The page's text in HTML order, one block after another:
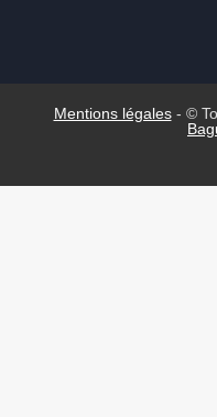
Mentions légales- ©